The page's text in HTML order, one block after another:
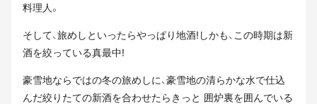
料理人。
そして、旅めしといったらやっぱり地酒!しかも、この時期は新
酒を絞っている真最中!
豪雪地ならではの冬の旅めしに、豪雪地の清らかな水で仕込
んだ絞りたての新酒を合わせたらきっと 囲炉裏を囲んでいる